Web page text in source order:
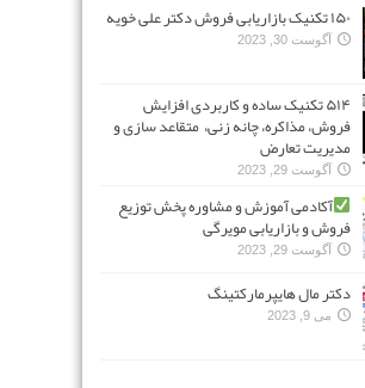
۱۵۰ تکنیک بازاریابی فروش دکتر علی خویه
آگوست 30, 2023
۵۱۴ تکنیک ساده و کاربردی افزایش
فروش، مذاکره، چانه زنی، متقاعد سازی و
مدیریت تعارض
آگوست 29, 2023
آکادمی آموزش و مشاوره پخش توزیع
فروش و بازاریابی مویرگی
آگوست 29, 2023
دکتر مال هایپرمارکتینگ
می 9, 2023